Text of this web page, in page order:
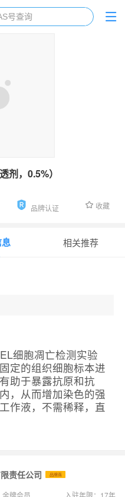
剂，0.5%）
品牌认证 收藏
相关推荐
细胞凋亡检测实验
定的组织细胞标本进
助于暴露抗原和抗
，从而增加染色的强
作液，不需稀释，直
责任公司 品牌商
金牌会员 入驻年限： 17年